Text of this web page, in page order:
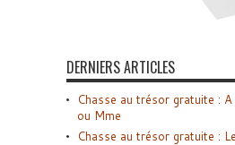
DERNIERS ARTICLES
Chasse au trésor gratuite :
ou Mme
Chasse au trésor gratuite :